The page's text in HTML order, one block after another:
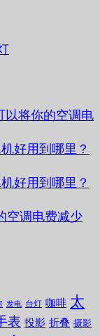
以将你的空调电
好用到哪里？
好用到哪里？
空调电费减少
发电 台灯 咖啡 太
表 投影 折叠 摄影